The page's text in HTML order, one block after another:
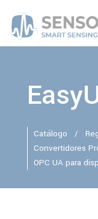
Catálogo /
Convertidores
OPC UA para